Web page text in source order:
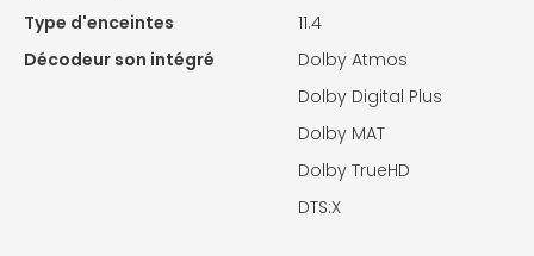
Type d'enceintes
11.4
Décodeur son intégré
Dolby Atmos
Dolby Digital Plus
Dolby MAT
Dolby TrueHD
DTS:X